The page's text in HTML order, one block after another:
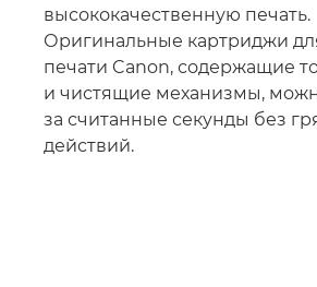
высококачественную печать.
Оригинальные картриджи
печати Canon, содержащие
и чистящие механизмы,
за считанные секунды без
действий.